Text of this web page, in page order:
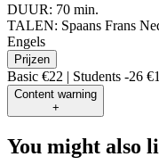
DUUR: 70 min.
TALEN: Spaans Frans
Engels
Prijzen
Basic €22 | Students -26
Content warning
+
You might also